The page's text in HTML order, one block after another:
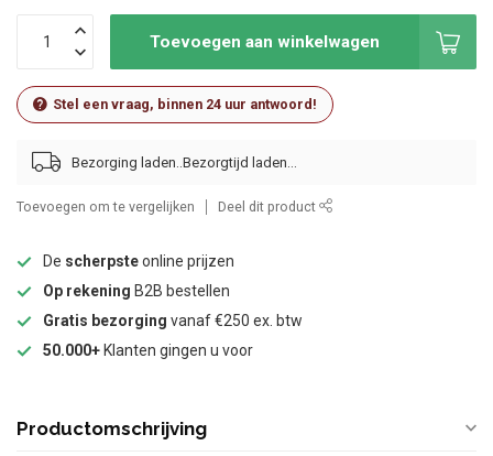
Toevoegen aan winkelwagen
Stel een vraag, binnen 24 uur antwoord!
Bezorging laden..
Toevoegen om te vergelijken Deel dit product
De scherpsteonline prijzen
Op rekening B2B bestellen
Gratis bezorging vanaf €250 ex. btw
50.000+ Klanten gingen u voor
Productomschrijving